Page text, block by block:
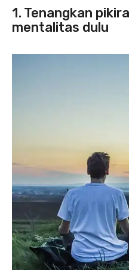
1. Tenangkan
mentalitas dulu